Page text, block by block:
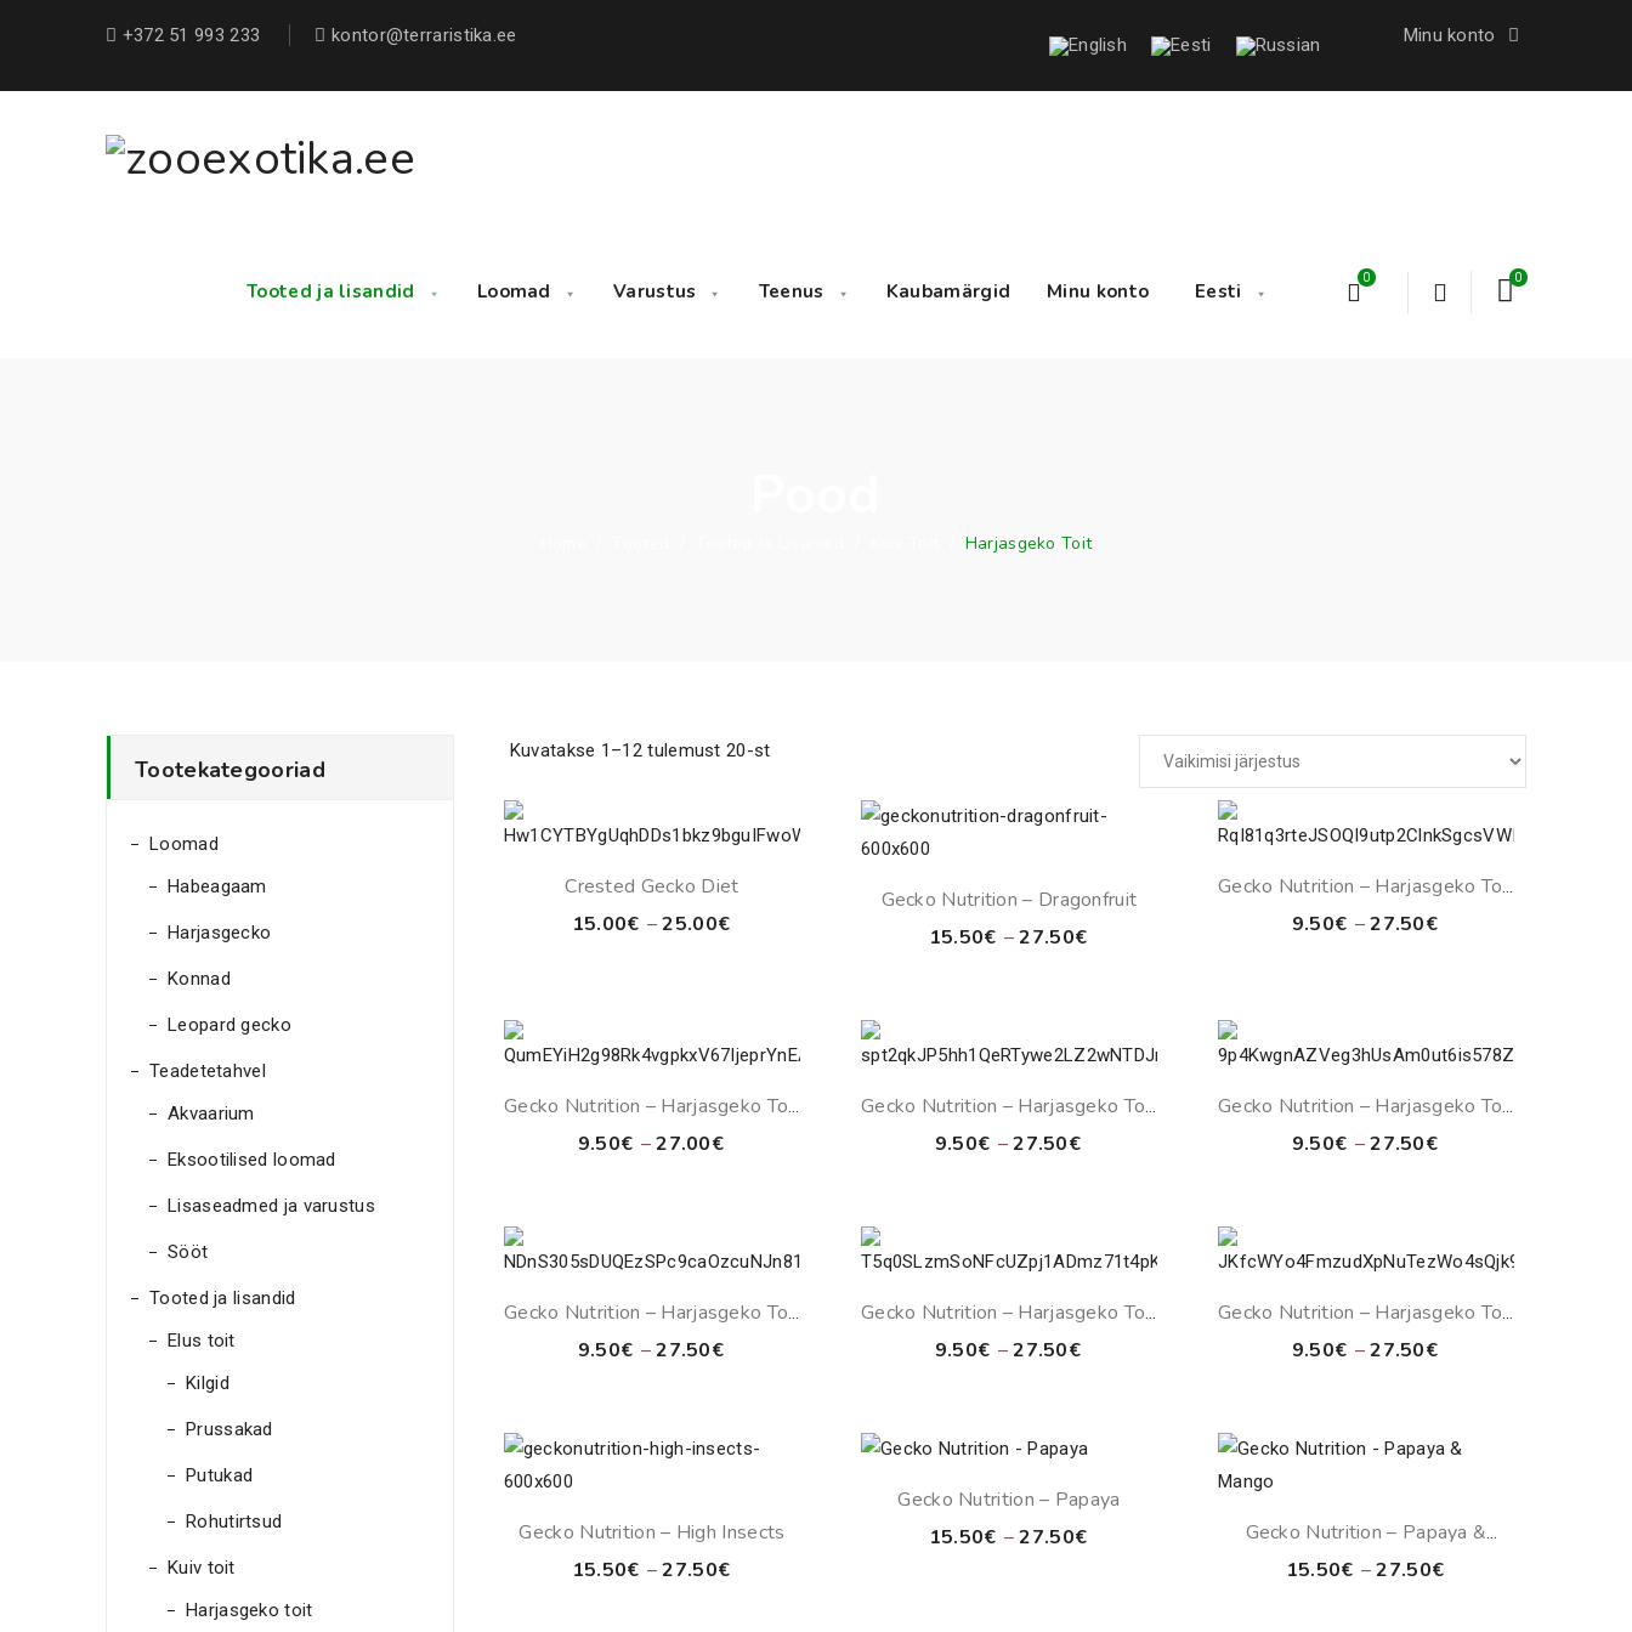
Minu konto
+372 51 993 233 kontor@terraristika.ee
0
0
Tooted ja lisandid Loomad Varustus Teenus Kaubamärgid Minu konto Eesti
Harjasgeko Toit
Kuvatakse 1–12 tulemust 20-st
Crested Gecko Diet
15.00€ –25.00€
25.00€
Gecko Nutrition – Dragonfruit
15.50€ – 27.50€
27.50€
Gecko Nutrition – Harjasgeko Toit
Aprikoos & Banana
9.50€ –27.50€
27.50€
Gecko Nutrition – Harjasgeko Toit
Arbuus
9.50€ –27.00€
27.00€
Gecko Nutrition – Harjasgeko Toit
Banana
9.50€ –27.50€
27.50€
Gecko Nutrition – Harjasgeko Toit
Banana & Mango
9.50€ –27.50€
27.50€
Gecko Nutrition – Harjasgeko Toit
Banana & Strawberry
9.50€ –27.50€
through
Gecko Nutrition – Harjasgeko Toit
Banana & Viigimari
9.50€ –27.50€
through
Gecko Nutrition – Harjasgeko Toit
Metsamarjad & Banana
9.50€ –27.50€
through
Gecko Nutrition – High Insects
15.50€ –27.50€
Gecko Nutrition – Papaya
15.50€ – 27.50€
Gecko Nutrition – Papaya &
Mango
15.50€ – 27.50€
Tootekategooriad
Loomad
Habeagaam
Harjasgecko
Konnad
Leopard gecko
Teadetetahvel
Akvaarium
Eksootilised loomad
Lisaseadmed ja varustus
Sööt
Tooted ja lisandid
Elus toit
Kilgid
Prussakad
Putukad
Rohutirtsud
Kuiv toit
Harjasgeko toit